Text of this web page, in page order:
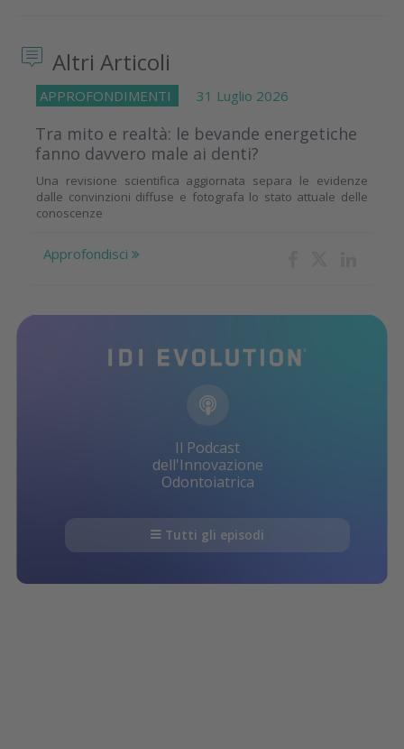
Altri Articoli
APPROFONDIMENTI 31 Luglio 2026
Tra mito e realtà: le bevande energetiche
fanno davvero male ai denti?
Una revisione scientifica aggiornata separa le evidenze
dalle convinzioni diffuse e fotografa lo stato attuale delle
conoscenze
Approfondisci
Il Podcast
dell'Innovazione
Odontoiatrica
Tutti gli episodi